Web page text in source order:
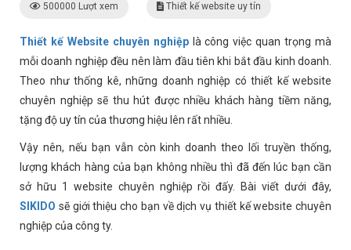
500000 Lượt xem Thiết kế website uy tín
Thiết kế Website chuyên nghiệplà công việc quan trọng mà
mỗi doanh nghiệp đều nên làm đầu tiên khi bắt đầu kinh doanh.
Theo như thống kê, những doanh nghiệp có thiết kế website
chuyên nghiệp sẽ thu hút được nhiều khách hàng tiềm năng,
tặng độ uy tín của thương hiệu lên rất nhiều.
Vậy nên, nếu bạn vẫn còn kinh doanh theo lối truyền thống,
lượng khách hàng của bạn không nhiều thì đã đến lúc bạn cần
sở hữu 1 website chuyên nghiệp rồi đấy. Bài viết dưới đây,
SIKIDO sẽ giới thiệu cho bạn về dịch vụ thiết kế website chuyên
nghiệp của công ty.